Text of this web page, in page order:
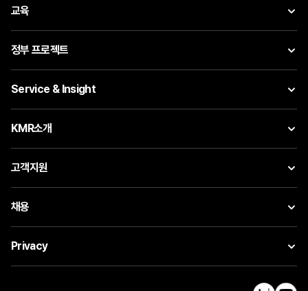
교육
정부 프로젝트
Service & Insight
KMR소개
고객지원
채용
Privacy